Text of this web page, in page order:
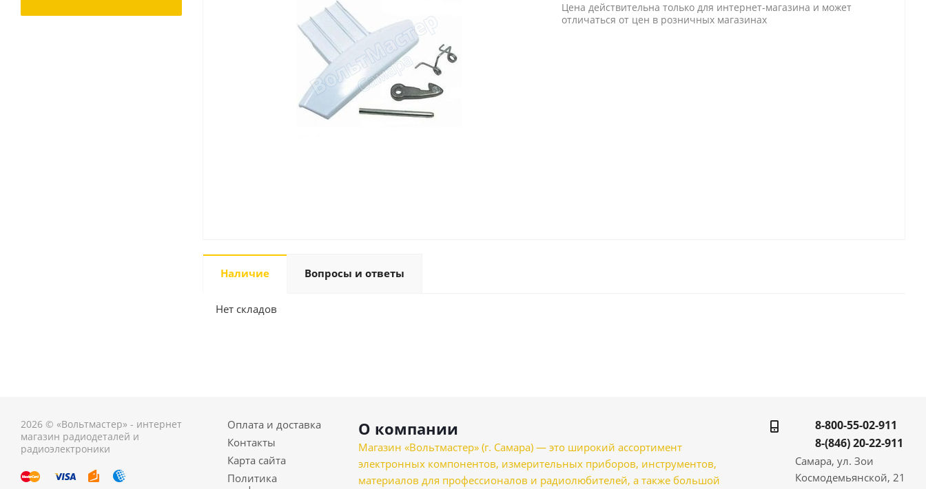
Цена действительна только для интернет-магазина и может
отличаться от цен в розничных магазинах
Наличие Вопросы и ответы
Нет складов
2026 © «Вольтмастер» - интернет
магазин радиодеталей и
радиоэлектроники
Оплата и доставка
Контакты
Карта сайта
Политика
О компании
Магазин «Вольтмастер» (г. Самара) — это широкий ассортимент
электронных компонентов, измерительных приборов, инструментов,
материалов для профессионалов и радиолюбителей, а также большой
8-800-55-02-911
8-(846) 20-22-911
Самара, ул. Зои
Космодемьянской, 21